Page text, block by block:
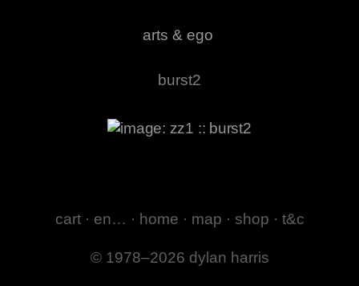
arts & ego
burst2
cart · en… · home · map · shop · t&c
© 1978–2026 dylan harris